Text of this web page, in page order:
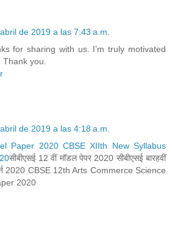
de 2019 a las 7:43 a.m.
for sharing with us. I’m truly motivated
Thank you.
de 2019 a las 4:18 a.m.
Paper 2020 CBSE XIIth New Syllabus
सीबीएसई 12 वीं मॉडल पेपर 2020 सीबीएसई बारहवीं
2020 CBSE 12th Arts Commerce Science
2020